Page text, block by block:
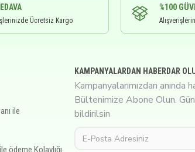
Ücretsiz Kargo
%100
ile
ödeme Kolaylığı
KAMPANYALARDAN HABERDAR
Kampanyalarımızdan anında
Bültenimize Abone Olun.
bildirilsin